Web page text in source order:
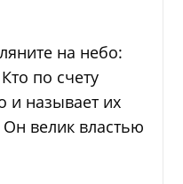
на небо:
по счету
и называет их
велик властью